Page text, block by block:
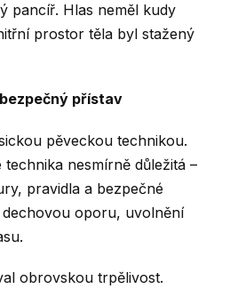
pancíř. Hlas neměl kudy
prostor těla byl stažený
bezpečný přístav
pěveckou technikou.
nesmírně důležitá –
pravidla a bezpečné
dechovou oporu, uvolnění
obrovskou trpělivost.